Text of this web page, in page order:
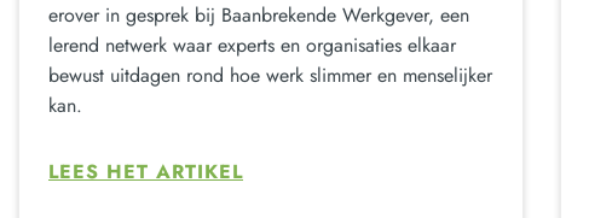
erover in gesprek bij Baanbrekende Werkgever, een
lerend netwerk waar experts en organisaties elkaar
bewust uitdagen rond hoe werk slimmer en menselijker
kan.
LEES HET ARTIKEL